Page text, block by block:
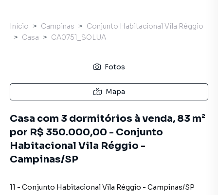
Início Campinas
Conjunto Habitacional Vila Réggio
Casa
CA0751_SOLUA
Fotos
Mapa
Casa com 3 dormitórios à venda, 83 m²
por R$ 350.000,00 - Conjunto
Habitacional Vila Réggio -
Campinas/SP
11 - Conjunto Habitacional Vila Réggio - Campinas/SP